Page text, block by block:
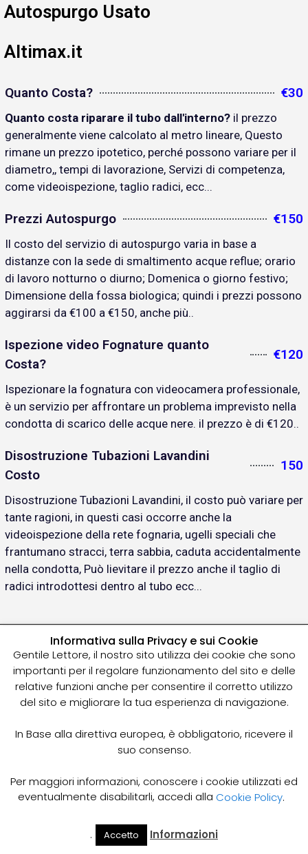
Autospurgo Usato
Altimax.it
Quanto Costa? €30
Quanto costa riparare il tubo dall'interno? il prezzo
generalmente viene calcolato al metro lineare, Questo
rimane un prezzo ipotetico, perché possono variare per il
diametro,, tempi di lavorazione, Servizi di competenza,
come videoispezione, taglio radici, ecc...
Prezzi Autospurgo €150
Il costo del servizio di autospurgo varia in base a
distanze con la sede di smaltimento acque reflue; orario
di lavoro notturno o diurno; Domenica o giorno festivo;
Dimensione della fossa biologica; quindi i prezzi possono
aggirarsi da €100 a €150, anche più..
Ispezione video Fognature quanto
Costa?
€120
Ispezionare la fognatura con videocamera professionale,
è un servizio per affrontare un problema imprevisto nella
condotta di scarico delle acque nere. il prezzo è di €120..
Disostruzione Tubazioni Lavandini
Costo
150
Disostruzione Tubazioni Lavandini, il costo può variare per
tante ragioni, in questi casi occorre anche la
videoispezione della rete fognaria, ugelli speciali che
frantumano stracci, terra sabbia, caduta accidentalmente
nella condotta, Può lievitare il prezzo anche il taglio di
radici introdottesi dentro al tubo ecc...
Tubi Spurgo
Ricerca Popolare:
Ditte Spurghi Vicino a Me
Tecnospurghi Livorno
COME QUANTIFICARE IL COSTO DELLO SPURGO POZZI
Cerca Il Mio
Informativa sulla Privacy e sui Cookie
Gentile Lettore, il nostro sito utilizza dei cookie che sono
importanti per il regolare funzionamento del sito e delle
relative funzioni anche per consentire il corretto utilizzo
del sito e migliorare la tua esperienza di navigazione.
In Base alla direttiva europea, è obbligatorio, ricevere il
suo consenso.
Per maggiori informazioni, conoscere i cookie utilizzati ed
eventualmente disabilitarli, accedi alla Cookie Policy.
. Accetto Informazioni